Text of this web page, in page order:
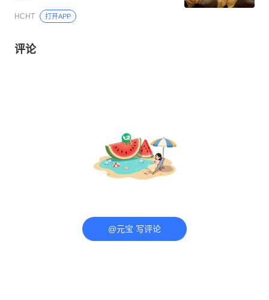
HCHT 打开APP
评论
@元宝 写评论